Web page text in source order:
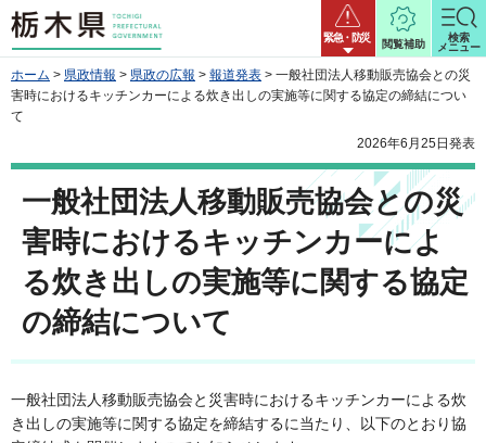
栃木県 緊急・防災
閲覧補助
検索
メニュー
ホーム > 県政情報 > 県政の広報 > 報道発表 > 一般社団法人移動販売協会との災
害時におけるキッチンカーによる炊き出しの実施等に関する協定の締結につい
て
2026年6月25日発表
一般社団法人移動販売協会との災
害時におけるキッチンカーによ
る炊き出しの実施等に関する協定
の締結について
一般社団法人移動販売協会と災害時におけるキッチンカーによる炊
き出しの実施等に関する協定を締結するに当たり、以下のとおり協